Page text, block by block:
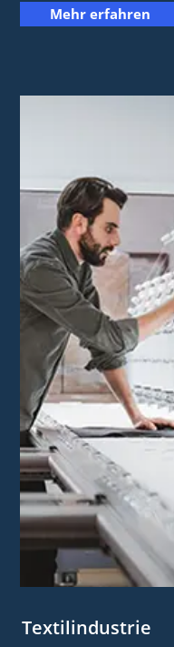
Mehr erfahren
Textilindustrie